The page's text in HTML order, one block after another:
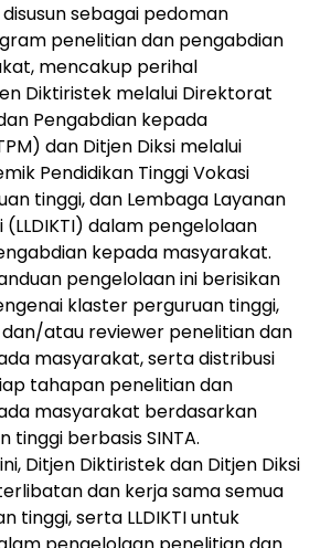
sebagai pedoman
penelitian dan pengabdian
mencakup perihal
Diktiristek melalui Direktorat
Pengabdian kepada
dan Ditjen Diksi melalui
Pendidikan Tinggi Vokasi
tinggi, dan Lembaga Layanan
(LLDIKTI) dalam pengelolaan
kepada masyarakat.
pengelolaan ini berisikan
klaster perguruan tinggi,
atau reviewer penelitian dan
masyarakat, serta distribusi
tahapan penelitian dan
masyarakat berdasarkan
tinggi berbasis SINTA.
Ditjen Diktiristek dan Ditjen Diksi
dan kerja sama semua
tinggi, serta LLDIKTI untuk